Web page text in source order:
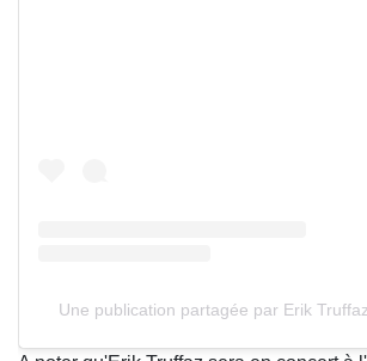
Une publication partagée par Erik